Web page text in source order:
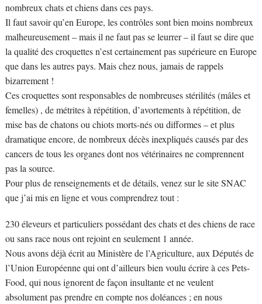
nombreux chats et chiens dans ces pays.
Il faut savoir qu’en Europe, les contrôles sont bien moins nombreux
malheureusement – mais il ne faut pas se leurrer – il faut se dire que
la qualité des croquettes n’est certainement pas supérieure en Europe
que dans les autres pays. Mais chez nous, jamais de rappels
bizarrement !
Ces croquettes sont responsables de nombreuses stérilités (mâles et
femelles) , de métrites à répétition, d’avortements à répétition, de
mise bas de chatons ou chiots morts-nés ou difformes – et plus
dramatique encore, de nombreux décès inexpliqués causés par des
cancers de tous les organes dont nos vétérinaires ne comprennent
pas la source.
Pour plus de renseignements et de détails, venez sur le site SNAC
que j’ai mis en ligne et vous comprendrez tout :
230 éleveurs et particuliers possédant des chats et des chiens de race
ou sans race nous ont rejoint en seulement 1 année.
Nous avons déjà écrit au Ministère de l’Agriculture, aux Députés de
l’Union Européenne qui ont d’ailleurs bien voulu écrire à ces Pets-
Food, qui nous ignorent de façon insultante et ne veulent
absolument pas prendre en compte nos doléances ; en nous